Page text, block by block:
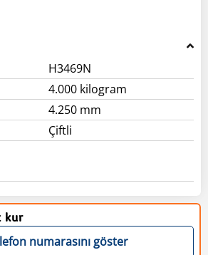
H3469N
4.000 kilogram
4.250 mm
Çiftli
kur
numarasını göster